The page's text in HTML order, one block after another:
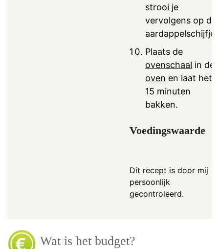
strooi je
vervolgens op de
Plaats de
ovenschaal in de
oven en laat het
15 minuten
bakken.
Voedingswaarde
Dit recept is door mij
persoonlijk
gecontroleerd.
Wat is het budget?